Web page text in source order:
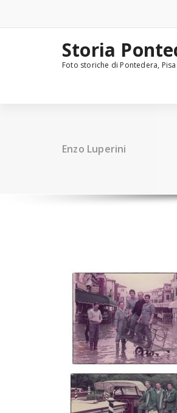
content
Storia
Foto storiche di Pontedera,
Enzo Luperini